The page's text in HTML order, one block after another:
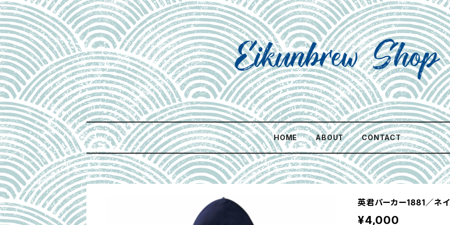
HOME ABOUT CONTACT
英君パーカー1881／ネ
¥4,000